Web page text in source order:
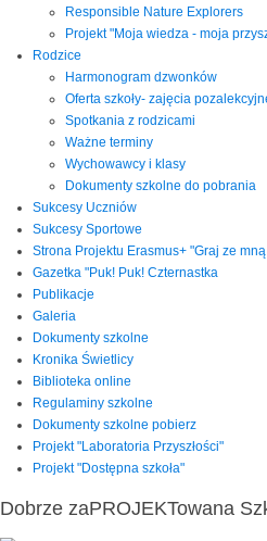
Responsible Nature Explorers
Projekt "Moja wiedza - moja
Rodzice
Harmonogram dzwonków
Oferta szkoły- zajęcia
Spotkania z rodzicami
Ważne terminy
Wychowawcy i klasy
Dokumenty szkolne do pobrania
Sukcesy Uczniów
Sukcesy Sportowe
Strona Projektu Erasmus+ "Graj ze
Gazetka "Puk! Puk! Czternastka
Publikacje
Galeria
Dokumenty szkolne
Kronika Świetlicy
Biblioteka online
Regulaminy szkolne
Dokumenty szkolne pobierz
Projekt "Laboratoria Przyszłości"
Projekt "Dostępna szkoła"
Dobrze zaPROJEKTowana